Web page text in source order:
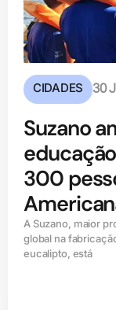
CIDADES 30
Suzano
300
A Suzano, maior
global na
eucalipto, está